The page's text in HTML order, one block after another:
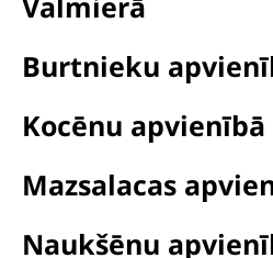
Burtnieku
Kocēnu apvienībā
Mazsalacas
Naukšēnu